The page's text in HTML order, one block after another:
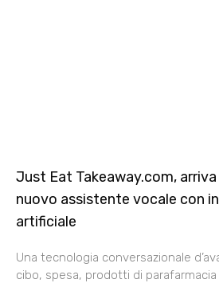
Just Eat Takeaway.com,
nuovo assistente vocale con
artificiale
Una tecnologia conversazionale
cibo, spesa, prodotti di